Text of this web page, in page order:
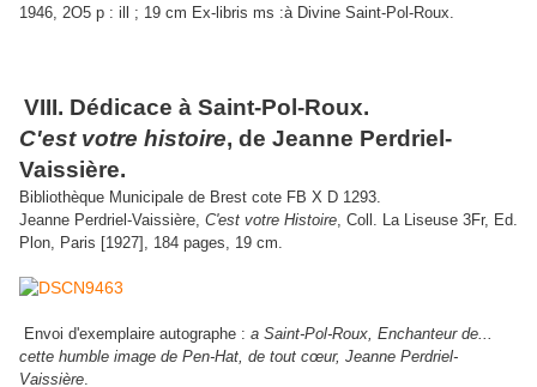
1946, 2O5 p : ill ; 19 cm Ex-libris ms :à Divine Saint-Pol-Roux.
VIII. Dédicace à Saint-Pol-Roux.
C'est votre histoire, de Jeanne Perdriel-
Vaissière.
Bibliothèque Municipale de Brest cote FB X D 1293.
Jeanne Perdriel-Vaissière, C'est votre Histoire, Coll. La Liseuse 3Fr, Ed.
Plon, Paris [1927], 184 pages, 19 cm.
Envoi d'exemplaire autographe : a Saint-Pol-Roux, Enchanteur de...
cette humble image de Pen-Hat, de tout cœur, Jeanne Perdriel-
Vaissière.